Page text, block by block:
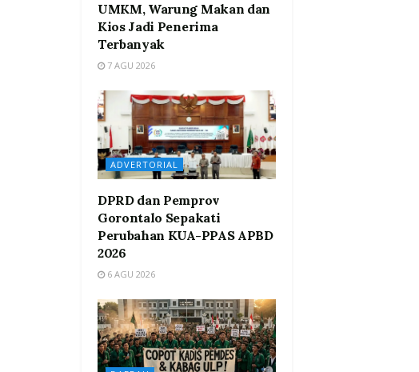
UMKM, Warung Makan dan
Kios Jadi Penerima
Terbanyak
7 AGU 2026
ADVERTORIAL
DPRD dan Pemprov
Gorontalo Sepakati
Perubahan KUA-PPAS APBD
2026
6 AGU 2026